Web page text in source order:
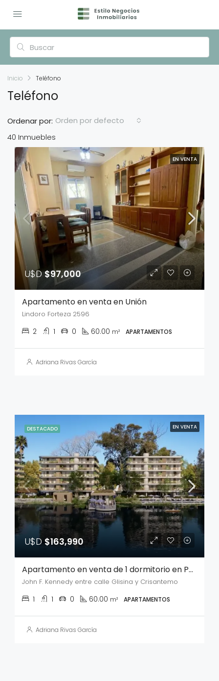
Inicio Teléfono
Teléfono
40 Inmuebles
Ordenar por: Orden por defecto
EN VENTA
U$D$97,000
Apartamento en venta en Unión
Lindoro Forteza 2596
2 1 0 60.00 m² APARTAMENTOS
Adriana Rivas García
DESTACADO EN VENTA
U$D $163,990
Apartamento en venta de 1 dormitorio en Parque Carrasco
John F. Kennedy entre calle Glisina y Crisantemo
1 1 0 60.00 m² APARTAMENTOS
Adriana Rivas García